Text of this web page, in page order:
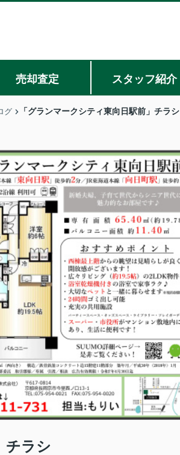
売却査定 スタッフ紹介
グ 「グランマークシティ東向日駅前」チラシ
チラシ